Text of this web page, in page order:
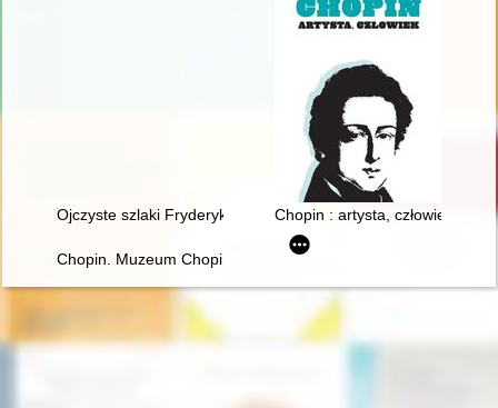
Ojczyste szlaki Fryderyka ChopinaChopin : artysta, człowiek
Chopin. Muzeum Chopina. Chopin Museum